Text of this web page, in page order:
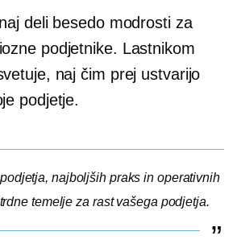
deli besedo modrosti za
podjetnike. Lastnikom
naj čim prej ustvarijo
podjetje.
najboljših praks in operativnih
temelje za rast vašega podjetja.